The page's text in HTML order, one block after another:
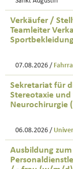
Verkäufer /
Teamleiter
07.08.2026 /
Sekretariat für
Stereotaxie
Neurochirurgie
06.08.2026 /
Ausbildung